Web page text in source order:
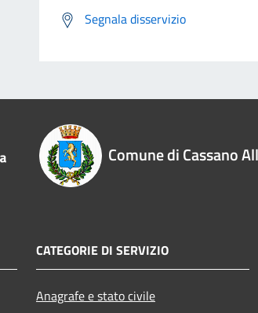
Segnala disservizio
Comune di Cassano
CATEGORIE DI SERVIZIO
Anagrafe e stato civile